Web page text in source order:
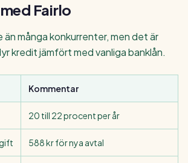
Fairlo
än många konkurrenter, men det är
kredit jämfört med vanliga banklån.
Kommentar
20 till 22 procent per år
588 kr för nya avtal